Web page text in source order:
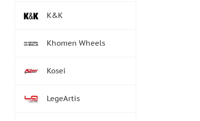
K&K
Khomen Wheels
Kosei
LegeArtis